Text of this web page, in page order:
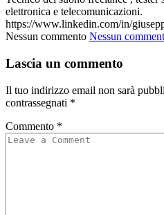
elettronica e telecomunicazioni.
https://www.linkedin.com/in/
Nessun commento Nessun
Lascia un commento
Il tuo indirizzo email non sarà
contrassegnati *
Commento *